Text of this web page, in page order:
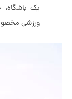
یک باشگاه،
ورزشی مخصوص